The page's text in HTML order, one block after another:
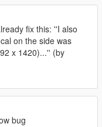
fix this: ''I also
on the side was
x 1420)...'' (by
bug